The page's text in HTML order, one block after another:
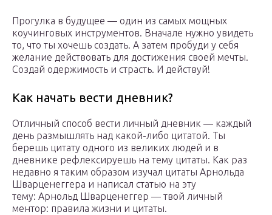
Прогулка в будущее — один из самых мощных
коучинговых инструментов. Вначале нужно увидеть
то, что ты хочешь создать. А затем пробуди у себя
желание действовать для достижения своей мечты.
Создай одержимость и страсть. И действуй!
Как начать вести дневник?
Отличный способ вести личный дневник — каждый
день размышлять над какой-либо цитатой. Ты
берешь цитату одного из великих людей и в
дневнике рефлексируешь на тему цитаты. Как раз
недавно я таким образом изучал цитаты Арнольда
Шварценеггера и написал статью на эту
тему: Арнольд Шварценеггер — твой личный
ментор: правила жизни и цитаты.